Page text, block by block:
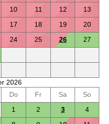
10 11 12
13
17 18 19
20
24 25 26
27
2026
Do Fr Sa
So
1 2 3
4